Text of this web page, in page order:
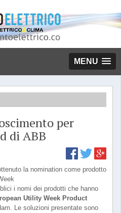
MENU
per
di ABB
la nomination come prodotto
i nomi dei prodotti che hanno
Utility Week Product
Le soluzioni presentate sono